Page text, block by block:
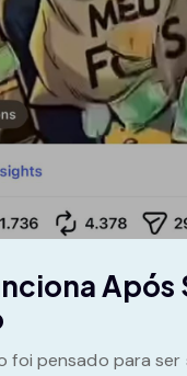
Após
foi pensado para ser